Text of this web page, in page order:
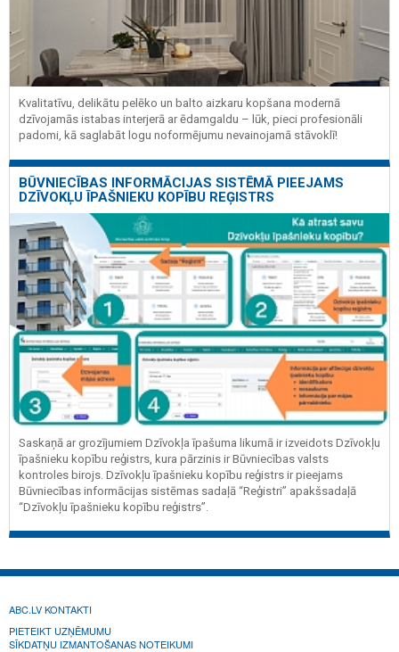
Kvalitatīvu, delikātu pelēko un balto aizkaru kopšana modernā
dzīvojamās istabas interjerā ar ēdamgaldu – lūk, pieci profesionāli
padomi, kā saglabāt logu noformējumu nevainojamā stāvoklī!
BŪVNIECĪBAS INFORMĀCIJAS SISTĒMĀ PIEEJAMS
DZĪVOKĻU ĪPAŠNIEKU KOPĪBU REĢISTRS
Saskaņā ar grozījumiem Dzīvokļa īpašuma likumā ir izveidots Dzīvokļu
īpašnieku kopību reģistrs, kura pārzinis ir Būvniecības valsts
kontroles birojs. Dzīvokļu īpašnieku kopību reģistrs ir pieejams
Būvniecības informācijas sistēmas sadaļā “Reģistri” apakšsadaļā
“Dzīvokļu īpašnieku kopību reģistrs”.
ABC.LV KONTAKTI
PIETEIKT UZŅĒMUMU
SĪKDATŅU IZMANTOŠANAS NOTEIKUMI